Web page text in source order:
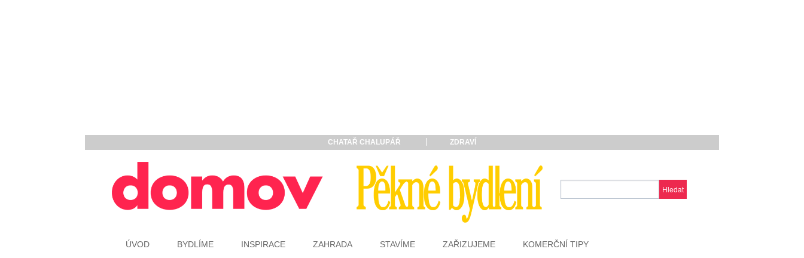
CHATAŘ CHALUPÁŘ ZDRAVÍ
Hledat
ÚVOD BYDLÍME INSPIRACE ZAHRADA STAVÍME ZAŘIZUJEME KOMERČNÍ TIPY